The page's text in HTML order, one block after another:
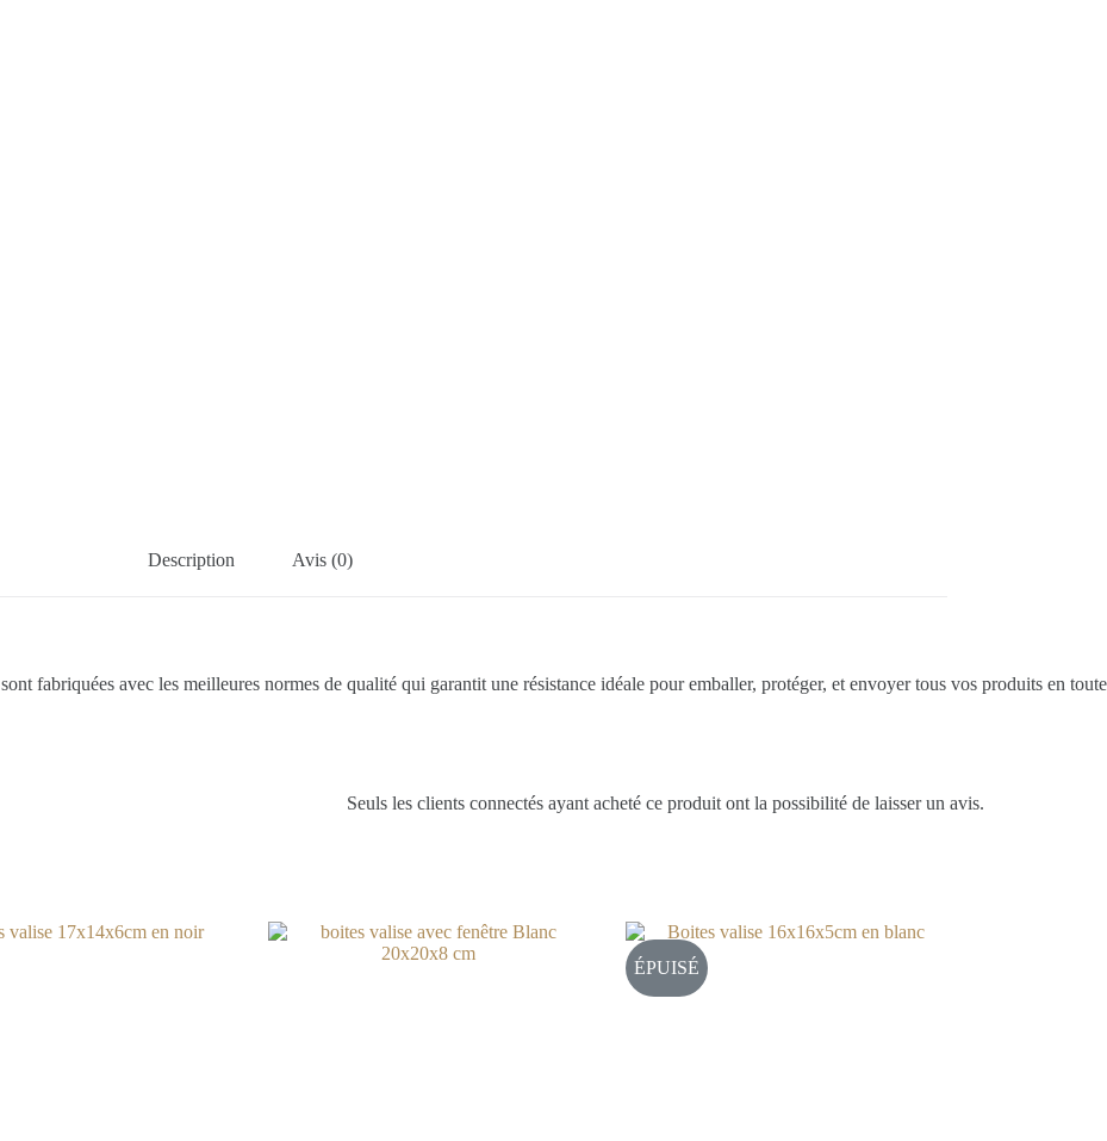
Description Avis (0)
sont fabriquées avec les meilleures normes de qualité qui garantit une résistance idéale pour emballer, protéger, et envoyer tous vos produits en toute
Seuls les clients connectés ayant acheté ce produit ont la possibilité de laisser un avis.
ÉPUISÉ